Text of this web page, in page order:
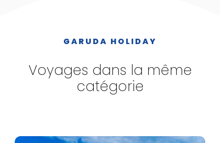
GARUDA HOLIDAY
Voyages dans la même
catégorie